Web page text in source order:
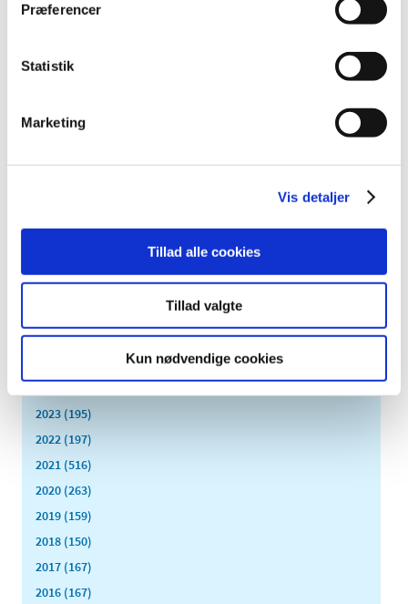
Præferencer
Statistik
Marketing
Vis detaljer
Tillad alle cookies
Tillad valgte
Kun nødvendige cookies
|1. juli 2016
Lægemiddelsstyrelsen forventer, at der frem til midt i juli
Lægemiddelstyrelsens årsrapport for medicinsk udstyr
Alle (2506)
2026 (84)
2023 (195)
2022 (197)
2021 (516)
2020 (263)
2019 (159)
2018 (150)
2017 (167)
2016 (167)